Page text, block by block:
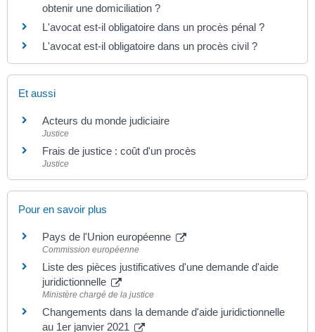
obtenir une domiciliation ?
L'avocat est-il obligatoire dans un procès pénal ?
L'avocat est-il obligatoire dans un procès civil ?
Et aussi
Acteurs du monde judiciaire
Justice
Frais de justice : coût d'un procès
Justice
Pour en savoir plus
Pays de l'Union européenne
Commission européenne
Liste des pièces justificatives d'une demande d'aide
juridictionnelle
Ministère chargé de la justice
Changements dans la demande d'aide juridictionnelle
au 1er janvier 2021